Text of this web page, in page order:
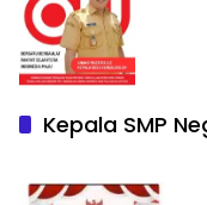
Kepala SMP